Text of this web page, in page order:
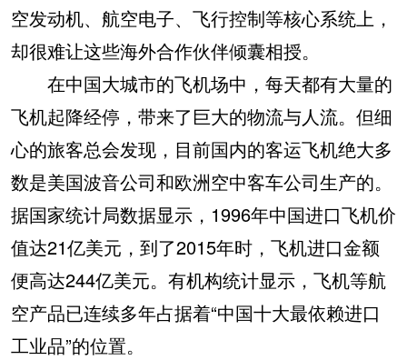
空发动机、航空电子、飞行控制等核心系统上，
却很难让这些海外合作伙伴倾囊相授。
在中国大城市的飞机场中，每天都有大量的
飞机起降经停，带来了巨大的物流与人流。但细
心的旅客总会发现，目前国内的客运飞机绝大多
数是美国波音公司和欧洲空中客车公司生产的。
据国家统计局数据显示，1996年中国进口飞机价
值达21亿美元，到了2015年时，飞机进口金额
便高达244亿美元。有机构统计显示，飞机等航
空产品已连续多年占据着“中国十大最依赖进口
工业品”的位置。